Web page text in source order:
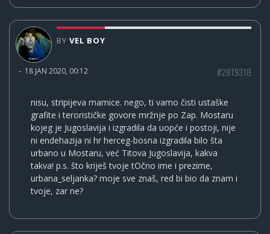
BY VEL BOY
- 18 JAN 2020, 00:12 #2819318
nisu, stripijeva mamice. nego, ti vamo čisti ustaške
grafite i terorističke govore mržnje po Zap. Mostaru
kojeg je Jugoslavija i izgradila da uopće i postoji, nije
ni endehazija ni hr herceg-bosna izgradila bilo šta
urbano u Mostaru, već Titova Jugoslavija, kakva
takva! p.s. što kriješ tvoje tOčno ime i prezime,
urbana_seljanka? moje sve znaš, red bi bio da znam i
tvoje, zar ne?